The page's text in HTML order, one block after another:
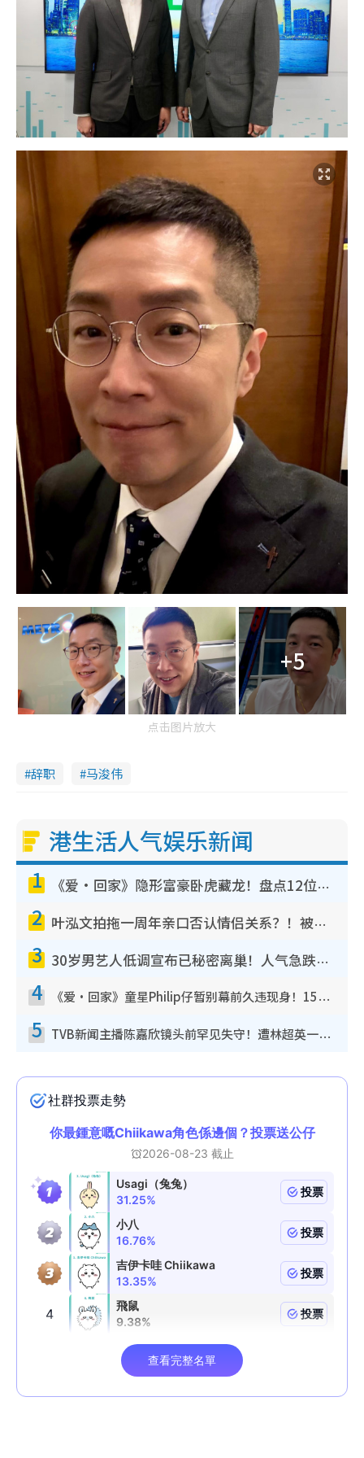
+5
点击图片放大
辞职 马浚伟
港生活人气娱乐新闻
1 《爱·回家》隐形富豪卧虎藏龙！盘点12位财气逼人的有钱艺人：这位美女3亿身家不愁做
2 叶泓文拍拖一周年亲口否认情侣关系？！被质疑感情造假竟称GM“普通同事”
3 30岁男艺人低调宣布已秘密离巢！人气急跌变失踪人口：“这几年过得并不容易”
4 《爱·回家》童星Philip仔暂别幕前久违现身！15岁近况暴风成长长高变帅气少年
5 TVB新闻主播陈嘉欣镜头前罕见失守！遭林超英一句话突袭吓坏当场大笑